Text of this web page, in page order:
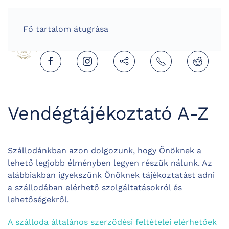
Fő tartalom átugrása
Vendégtájékoztató A-Z
Szállodánkban azon dolgozunk, hogy Önöknek a
lehető legjobb élményben legyen részük nálunk. Az
alábbiakban igyekszünk Önöknek tájékoztatást adni
a szállodában elérhető szolgáltatásokról és
lehetőségekről.
A szálloda általános szerződési feltételei elérhetőek